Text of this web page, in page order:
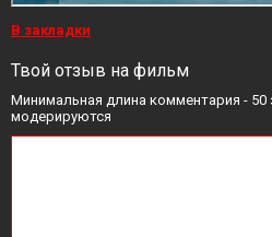
В закладки
Твой отзыв на фильм
Минимальная длина комментария - 50
модерируются